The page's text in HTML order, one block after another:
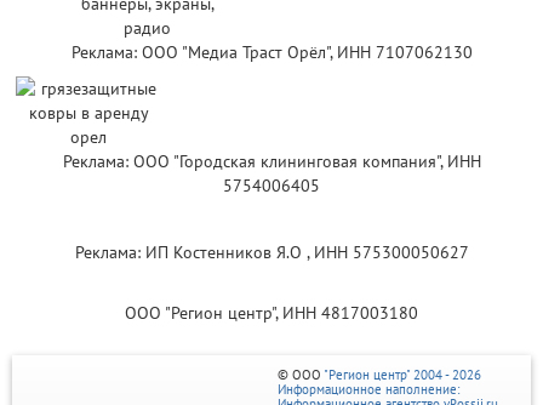
Реклама: ООО "Медиа Траст Орёл", ИНН 7107062130
Реклама: ООО "Городская клининговая компания", ИНН
5754006405
Реклама: ИП Костенников Я.О , ИНН 575300050627
ООО "Регион центр", ИНН 4817003180
© ООО "Регион центр" 2004 - 2026
Информационное наполнение: